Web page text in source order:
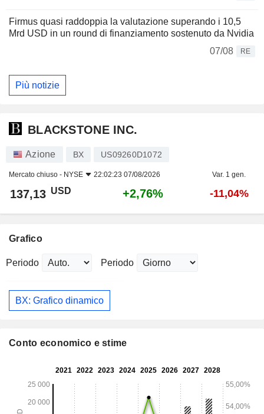
Firmus quasi raddoppia la valutazione superando i 10,5
Mrd USD in un round di finanziamento sostenuto da Nvidia
07/08
RE
Più notizie
BLACKSTONE INC.
Azione BX US09260D1072
Mercato chiuso - NYSE 22:02:23 07/08/2026 Var. 1 gen.
137,13 USD +2,76% -11,04%
Grafico
Periodo Periodo
BX: Grafico dinamico
Conto economico e stime